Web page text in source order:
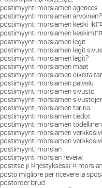
postimyynti morsiamen agences
postimyynti morsiamen arvoinen?
postimyynti morsiamen keski-
postimyynti morsiamen
postimyynti morsiamen legit
postimyynti morsiamen legit
postimyynti morsiamen legit?
postimyynti morsiamen maat
postimyynti morsiamen oikeita
postimyynti morsiamen palvelu
postimyynti morsiamen sivusto
postimyynti morsiamen
postimyynti morsiamen tarina
postimyynti morsiamen tiedot
postimyynti morsiamen
postimyynti morsiamen
postimyynti morsiamen
postimyynti morsian
postimyynti morsian reveiw
postitse jГ¤rjestyksessГ¤ morsian
posto migliore per ricevere la
postorder brud